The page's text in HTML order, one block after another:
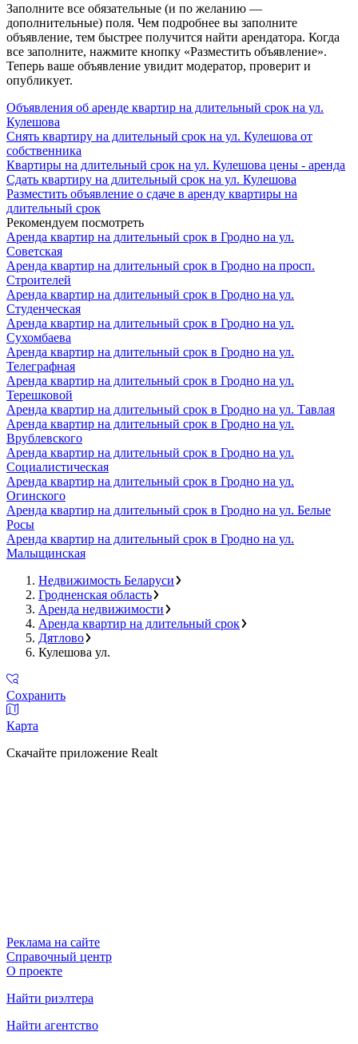
Заполните все обязательные (и по желанию —
дополнительные) поля. Чем подробнее вы заполните
объявление, тем быстрее получится найти арендатора. Когда
все заполните, нажмите кнопку «Разместить объявление».
Теперь ваше объявление увидит модератор, проверит и
опубликует.
Объявления об аренде квартир на длительный срок на ул.
Кулешова
Снять квартиру на длительный срок на ул. Кулешова от
собственника
Квартиры на длительный срок на ул. Кулешова цены - аренда
Сдать квартиру на длительный срок на ул. Кулешова
Разместить объявление о сдаче в аренду квартиры на
длительный срок
Рекомендуем посмотреть
Аренда квартир на длительный срок в Гродно на ул.
Советская
Аренда квартир на длительный срок в Гродно на просп.
Строителей
Аренда квартир на длительный срок в Гродно на ул.
Студенческая
Аренда квартир на длительный срок в Гродно на ул.
Сухомбаева
Аренда квартир на длительный срок в Гродно на ул.
Телеграфная
Аренда квартир на длительный срок в Гродно на ул.
Терешковой
Аренда квартир на длительный срок в Гродно на ул. Тавлая
Аренда квартир на длительный срок в Гродно на ул.
Врублевского
Аренда квартир на длительный срок в Гродно на ул.
Социалистическая
Аренда квартир на длительный срок в Гродно на ул.
Огинского
Аренда квартир на длительный срок в Гродно на ул. Белые
Росы
Аренда квартир на длительный срок в Гродно на ул.
Малыщинская
Недвижимость Беларуси
Гродненская область
Аренда недвижимости
Аренда квартир на длительный срок
Дятлово
Кулешова ул.
Сохранить
Карта
Скачайте приложение Realt
Реклама на сайте
Справочный центр
О проекте
Найти риэлтера
Найти агентство